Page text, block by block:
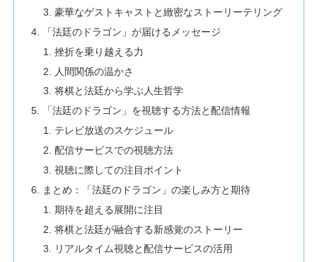
豪華なゲストキャストと緻密なストーリーテリング
「法廷のドラゴン」が届けるメッセージ
挫折を乗り越える力
人間関係の温かさ
将棋と法廷から学ぶ人生哲学
「法廷のドラゴン」を視聴する方法と配信情報
テレビ放送のスケジュール
配信サービスでの視聴方法
視聴に際しての注目ポイント
まとめ：「法廷のドラゴン」の楽しみ方と期待
期待を超える展開に注目
将棋と法廷が融合する新感覚のストーリー
リアルタイム視聴と配信サービスの活用